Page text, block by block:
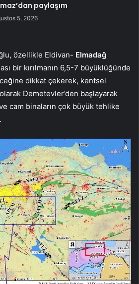
paylaşım
5, 2026
özellikle Eldivan- Elmadağ
bir kırılmanın 6,5-7 büyüklüğünde
dikkat çekerek, kentsel
Demetevler’den başlayarak
cam binaların çok büyük tehlike